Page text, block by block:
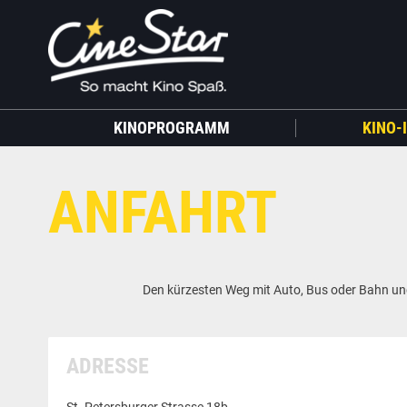
KINOPROGRAMM KINO-
ANFAHRT
Den kürzesten Weg mit Auto, Bus oder Bahn
ADRESSE